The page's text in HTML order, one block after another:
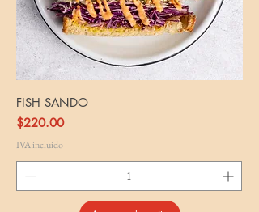
FISH SANDO
Precio
$220.00
IVA incluido